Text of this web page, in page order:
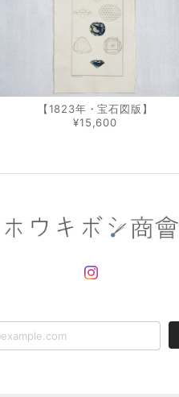
【1823年・宝石図版】
¥15,600